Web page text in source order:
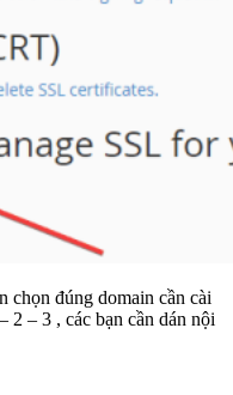
chọn đúng domain cần cài
2 – 3 , các bạn cần dán nội